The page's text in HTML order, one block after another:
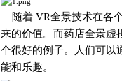
随着 VR全景技术在各个
来的价值。而药店全景
个很好的例子。人们
能和乐趣。